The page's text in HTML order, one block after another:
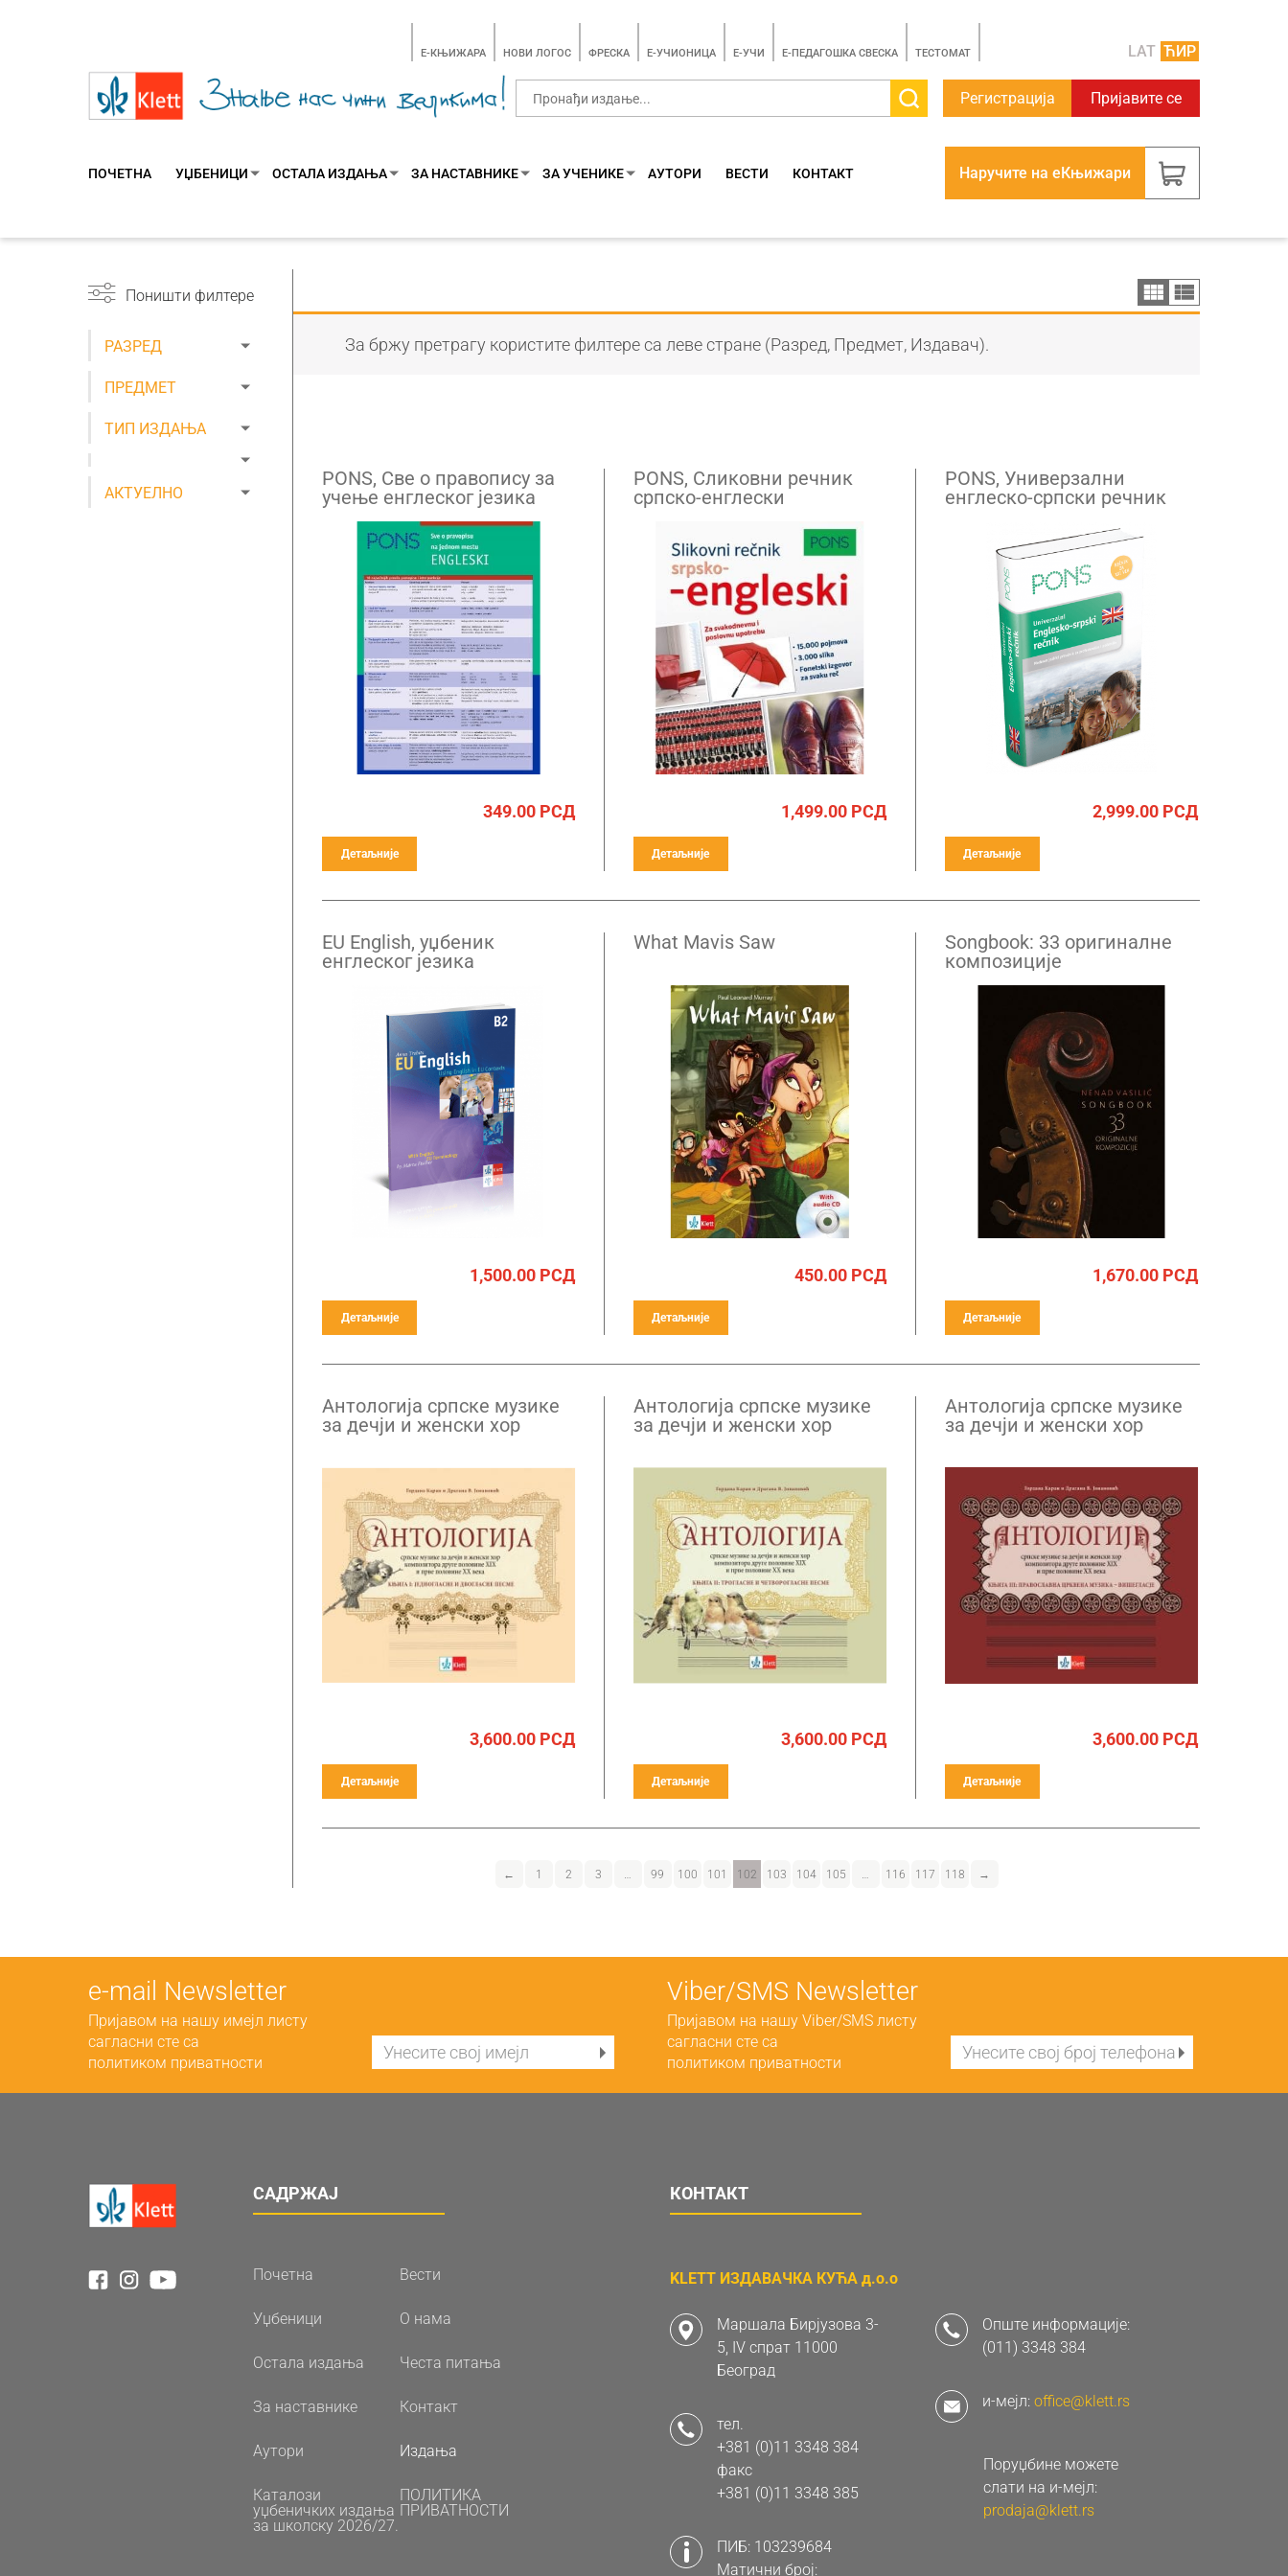
E-КЊИЖАРА НОВИ ЛОГОС ФРЕСКА E-УЧИОНИЦА E-УЧИ Е-ПЕДАГОШКА СВЕСКА TЕСТОМАТ LAT ЋИР
Регистрација Пријавите се
ПОЧЕТНА УЏБЕНИЦИ ОСТАЛА ИЗДАЊА ЗА НАСТАВНИКЕ ЗА УЧЕНИКЕ АУТОРИ ВЕСТИ КОНТАКТ Наручите на еКњижари
Поништи филтере
РАЗРЕД
ПРЕДМЕТ
ТИП ИЗДАЊА
АКТУЕЛНО
За бржу претрагу користите филтере са леве стране (Разред, Предмет, Издавач).
PONS, Све о правопису за
учење енглеског језика
349.00РСД
Детаљније
PONS, Сликовни речник
српско-енглески
1,499.00РСД
Детаљније
PONS, Универзални
енглеско-српски речник
2,999.00РСД
Детаљније
EU English, уџбеник
енглеског језика
1,500.00РСД
Детаљније
What Mavis Saw
450.00РСД
Детаљније
Songbook: 33 оригиналне
композиције
1,670.00РСД
Детаљније
Антологија српске музике
за дечји и женски хор
половине XIX и прве
3,600.00РСД
Детаљније
Антологија српске музике
за дечји и женски хор
половине XIX и прве
половине XX века – књига
3,600.00РСД
Детаљније
Антологија српске музике
за дечји и женски хор
половине XIX и прве
половине XX века – књига
3,600.00РСД
Детаљније
← 1 2 3 … 99 100 101 102 103 104 105 … 116 117 118 →
е-mail Newsletter
Пријавом на нашу имејл листу
сагласни сте са
политиком приватности
Viber/SMS Newsletter
Пријавом на нашу Viber/SMS листу
сагласни сте са
политиком приватности
САДРЖАЈ
Почетна Вести
Уџбеници О нама
Остала издања Честа питања
За наставнике Контакт
Аутори Издања
Каталози
уџбеничких издања
за школску 2026/27.
ПОЛИТИКА
ПРИВАТНОСТИ
КОНТАКТ
KLETT ИЗДАВАЧКА КУЋА д.о.о
Маршала Бирјузова 3-
5, IV спрат 11000
Београд
тел.
+381 (0)11 3348 384
факс
+381 (0)11 3348 385
ПИБ: 103239684
Матични број:
Опште информације:
(011) 3348 384
и-мејл: office@klett.rs
Поруџбине можете
слати на и-мејл:
prodaja@klett.rs